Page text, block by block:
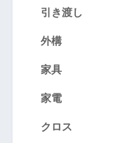
引き渡し
外構
家具
家電
クロス